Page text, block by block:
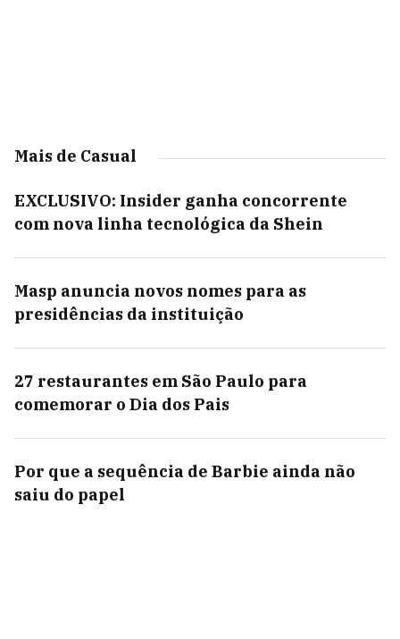
Mais de Casual
EXCLUSIVO: Insider ganha concorrente
com nova linha tecnológica da Shein
Masp anuncia novos nomes para as
presidências da instituição
27 restaurantes em São Paulo para
comemorar o Dia dos Pais
Por que a sequência de Barbie ainda não
saiu do papel